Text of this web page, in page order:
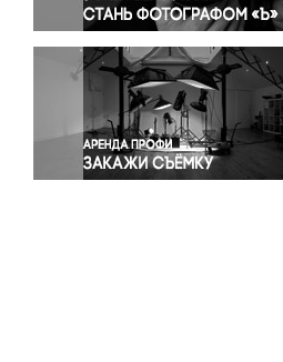
Религия
Светская жизнь
Спорт
Экология
Экономика и бизнес